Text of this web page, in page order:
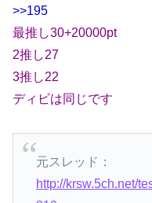
>>195
最推し30+20000pt
2推し27
3推し22
ディビは同じです
元スレッド：
http://krsw.5ch.net/